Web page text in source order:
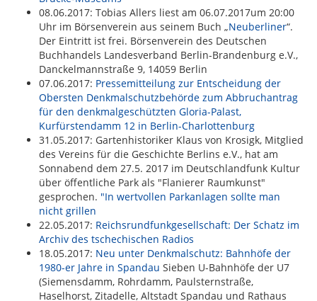
08.06.2017: Tobias Allers liest am 06.07.2017um 20:00
Uhr im Börsenverein aus seinem Buch „Neuberliner“.
Der Eintritt ist frei. Börsenverein des Deutschen
Buchhandels Landesverband Berlin-Brandenburg e.V.,
Danckelmannstraße 9, 14059 Berlin
07.06.2017: Pressemitteilung zur Entscheidung der
Obersten Denkmalschutzbehörde zum Abbruchantrag
für den denkmalgeschützten Gloria-Palast,
Kurfürstendamm 12 in Berlin-Charlottenburg
31.05.2017: Gartenhistoriker Klaus von Krosigk, Mitglied
des Vereins für die Geschichte Berlins e.V., hat am
Sonnabend dem 27.5. 2017 im Deutschlandfunk Kultur
über öffentliche Park als "Flanierer Raumkunst"
gesprochen. "In wertvollen Parkanlagen sollte man
nicht grillen
22.05.2017: Reichsrundfunkgesellschaft: Der Schatz im
Archiv des tschechischen Radios
18.05.2017: Neu unter Denkmalschutz: Bahnhöfe der
1980-er Jahre in Spandau Sieben U-Bahnhöfe der U7
(Siemensdamm, Rohrdamm, Paulsternstraße,
Haselhorst, Zitadelle, Altstadt Spandau und Rathaus